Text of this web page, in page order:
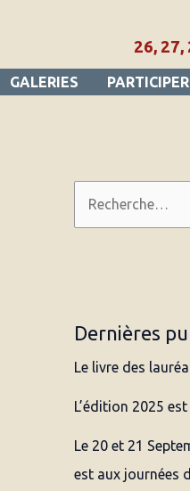
26,
GALERIES PARTICIPER
e
r
c
r
Dernières
Le livre des
L’édition 2025
Le 20 et 21
est aux journées